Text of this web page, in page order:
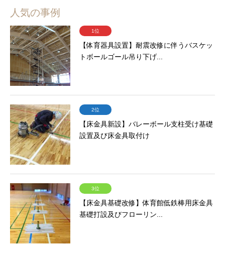
人気の事例
1位
【体育器具設置】耐震改修に伴うバスケッ
トボールゴール吊り下げ...
2位
【床金具新設】バレーボール支柱受け基礎
設置及び床金具取付け
3位
【床金具基礎改修】体育館低鉄棒用床金具
基礎打設及びフローリン...